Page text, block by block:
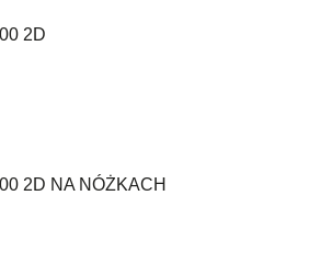
2D
2D NA NÓŻKACH